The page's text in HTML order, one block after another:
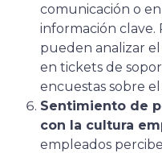
comunicación o
información clave.
pueden analizar
en tickets de
encuestas sobre
Sentimiento de
con la cultura
empleados